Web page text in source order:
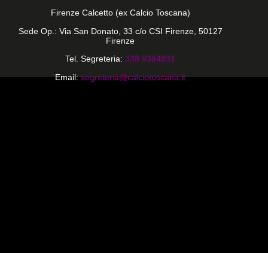
Firenze Calcetto (ex Calcio Toscana)
Sede Op.: Via San Donato, 33 c/o CSI Firenze, 50127
Firenze
Tel. Segreteria: 338 9384831
Email: segreteria@calciotoscana.it